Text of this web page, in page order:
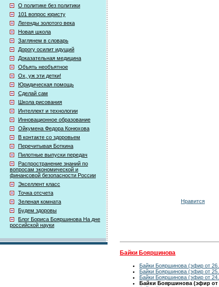
О политике без политики
101 вопрос юристу
Легенды золотого века
Новая школа
Заглянем в словарь
Дорогу осилит идущий
Доказательная медицина
Объять необъятное
Ох, уж эти детки!
Юридическая помощь
Сделай сам
Школа рисования
Интеллект и технологии
Инновационное образование
Ойкумена Федора Конюхова
В контакте со здоровьем
Перечитывая Боткина
Пилотные выпуски передач
Распространение знаний по
вопросам экономической и
финансовой безопасности России
Экселлент класс
Точка отсчета
Зеленая комната
Будем здоровы
Блог Бориса Бояршинова На дне
российской науки
Нравится
Байки Бояршинова
Байки Бояршинова (эфир от
Байки Бояршинова (эфир от
Байки Бояршинова (эфир от
Байки Бояршинова (эфир от